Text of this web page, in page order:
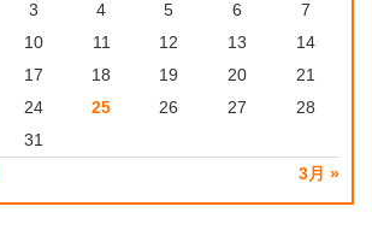
3月 »
3 4 5 6
7
10 11 12 13
14
17 18 19 20
21
24 25 26 27
28
31